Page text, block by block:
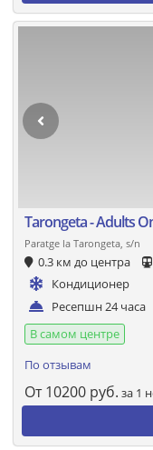
Tarongeta - Adults
Paratge la Tarongeta, s/n
0.3 км до центра
Кондиционер
Ресепшн 24 часа
В самом центре
По отзывам
От 10200 руб. за 1